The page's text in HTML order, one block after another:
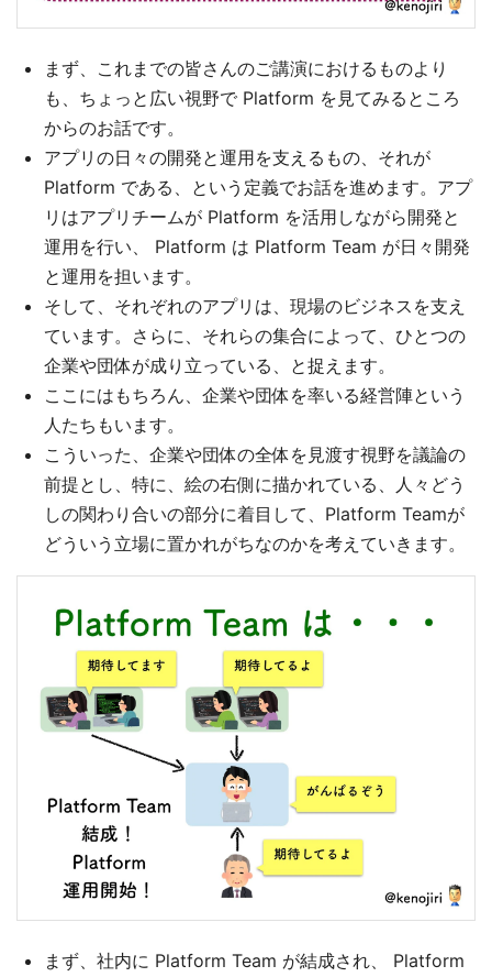
まず、これまでの皆さんのご講演におけるものより
も、ちょっと広い視野で Platform を見てみるところ
からのお話です。
アプリの日々の開発と運用を支えるもの、それが
Platform である、という定義でお話を進めます。アプ
リはアプリチームが Platform を活用しながら開発と
運用を行い、 Platform は Platform Team が日々開発
と運用を担います。
そして、それぞれのアプリは、現場のビジネスを支え
ています。さらに、それらの集合によって、ひとつの
企業や団体が成り立っている、と捉えます。
ここにはもちろん、企業や団体を率いる経営陣という
人たちもいます。
こういった、企業や団体の全体を見渡す視野を議論の
前提とし、特に、絵の右側に描かれている、人々どう
しの関わり合いの部分に着目して、Platform Teamが
どういう立場に置かれがちなのかを考えていきます。
まず、社内に Platform Team が結成され、 Platform